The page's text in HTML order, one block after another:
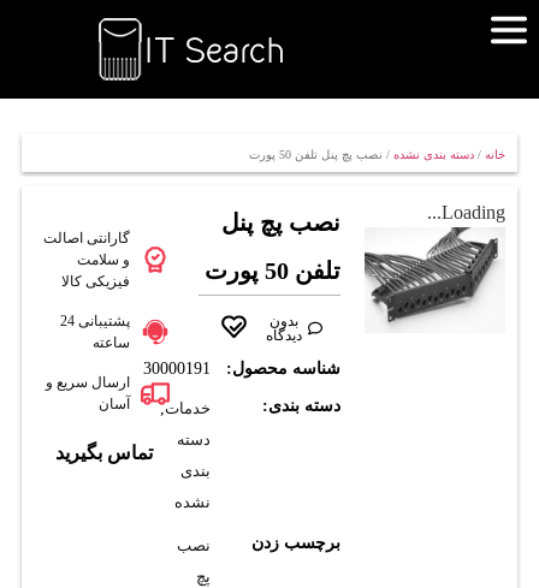
خانه/ دسته بندی نشده/ نصب پچ پنل تلفن 50 پورت
Loading...
نصب پچ پنل
تلفن 50 پورت
بدون
دیدگاه
شناسه محصول: 30000191
دسته بندی: خدمات,
دسته
بندی
نشده
برچسب زدن
نصب
پچ
گارانتی اصالت
و سلامت
فیزیکی کالا
پشتیبانی 24
ساعته
ارسال سریع و
آسان
تماس بگیرید